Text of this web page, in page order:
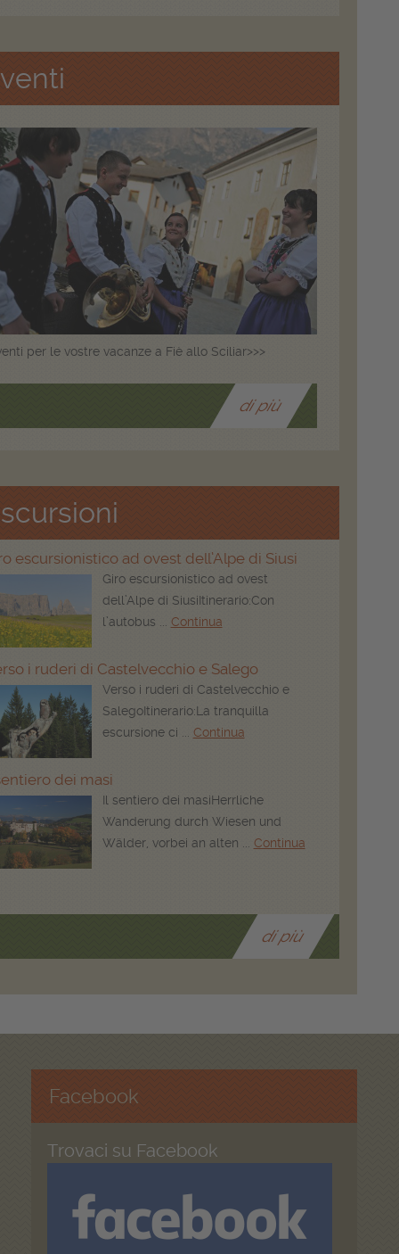
per le vostre vacanze a Fiè allo Sciliar>>>
di più
escursionistico ad ovest dell’Alpe di Siusi
Giro escursionistico ad ovest
dell’Alpe di SiusiItinerario:Con
l’autobus ... Continua
i ruderi di Castelvecchio e Salego
Verso i ruderi di Castelvecchio e
SalegoItinerario:La tranquilla
escursione ci ... Continua
dei masi
Il sentiero dei masiHerrliche
Wanderung durch Wiesen und
Wälder, vorbei an alten ... Continua
di più
Facebook
Trovaci su Facebook